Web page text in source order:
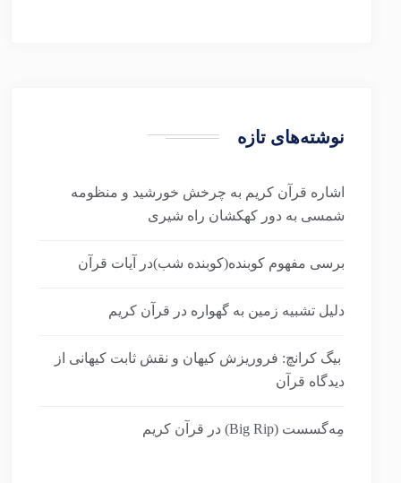
نوشته‌های تازه
اشاره قرآن کریم به چرخش خورشید و منظومه
شمسی به دور کهکشان راه شیری
برسی مفهوم کوبنده(کوبنده شب)در آیات قرآن
دلیل تشبیه زمین به گهواره در قرآن کریم
بیگ کرانچ: فروریزش کیهان و نقش ثابت کیهانی از
دیدگاه قرآن
مِه‌گسست (Big Rip) در قرآن کریم